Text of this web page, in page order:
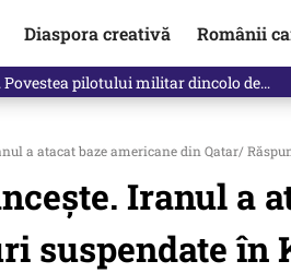
Diaspora creativă Românii
Oanei Gheorghiu care l-a uluit pe
a atacat baze americane din Qatar/
Iranul a
suspendate în